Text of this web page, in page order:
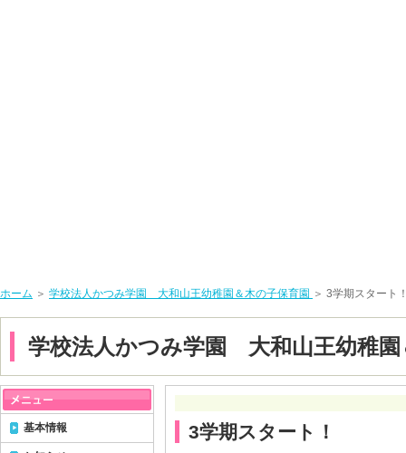
ホーム ＞ 学校法人かつみ学園 大和山王幼稚園＆木の子保育園 ＞ 3学期スタート
学校法人かつみ学園 大和山王幼稚園
3学期スタート！
基本情報